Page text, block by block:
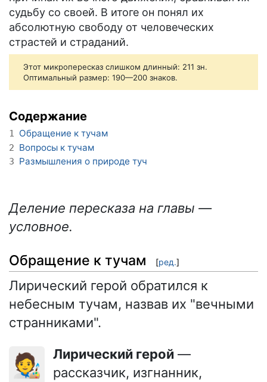
судьбу со своей. В итоге он понял их
абсолютную свободу от человеческих
страстей и страданий.
Этот микропересказ слишком длинный: 211 зн.
Оптимальный размер: 190—200 знаков.
Содержание
1 Обращение к тучам
2 Вопросы к тучам
3 Размышления о природе туч
Деление пересказа на главы —
условное.
Обращение к тучам [ред.]
Лирический герой обратился к
небесным тучам, назвав их "вечными
странниками".
🧑‍🎨 Лирический герой —
рассказчик, изгнанник,